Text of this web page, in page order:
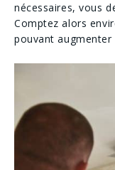
nécessaires, vous
Comptez alors
pouvant augmenter